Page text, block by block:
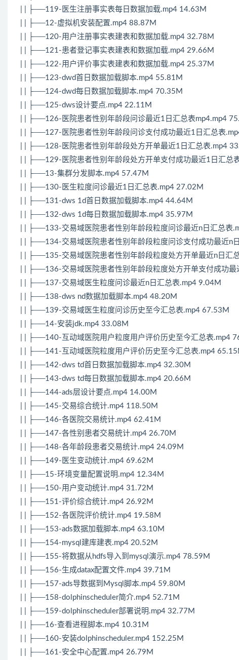
| | ├──119-医生注册事实表每日数据加载.mp4 14.63M
| | ├──12-虚拟机安装配置.mp4 88.87M
| | ├──120-用户注册事实表建表和数据加载.mp4 32.78M
| | ├──121-患者登记事实表建表和数据加载.mp4 29.66M
| | ├──122-用户评价事实表建表和数据加载.mp4 25.37M
| | ├──123-dwd首日数据加载脚本.mp4 55.81M
| | ├──124-dwd每日数据加载脚本.mp4 70.35M
| | ├──125-dws设计要点.mp4 22.11M
| | ├──126-医院患者性别年龄段问诊最近1日汇总表mp4.mp4
| | ├──127-医院患者性别年龄段问诊支付成功最近1日汇总表
| | ├──128-医院患者性别年龄段处方开单最近1日汇总表.mp4
| | ├──129-医院患者性别年龄段处方开单支付成功最近1日汇总
| | ├──13-集群分发脚本.mp4 57.47M
| | ├──130-医生粒度问诊最近1日汇总表.mp4 27.02M
| | ├──131-dws 1d首日数据加载脚本.mp4 44.64M
| | ├──132-dws 1d每日数据加载脚本.mp4 35.97M
| | ├──133-交易域医院患者性别年龄段粒度问诊最近n日汇总表
| | ├──134-交易域医院患者性别年龄段粒度问诊支付成功最近n
| | ├──135-交易域医院患者性别年龄段粒度处方开单最近n日汇
| | ├──136-交易域医院患者性别年龄段粒度处方开单支付成功
| | ├──137-交易域医生粒度问诊最近n日汇总表.mp4 9.04M
| | ├──138-dws nd数据加载脚本.mp4 48.20M
| | ├──139-交易域医生粒度问诊历史至今汇总表.mp4 67.53M
| | ├──14-安装jdk.mp4 33.08M
| | ├──140-互动域医院用户粒度用户评价历史至今汇总表.mp4
| | ├──141-互动域医院粒度用户评价历史至今汇总表.mp4
| | ├──142-dws td首日数据加载脚本.mp4 32.30M
| | ├──143-dws td每日数据加载脚本.mp4 20.66M
| | ├──144-ads层设计要点.mp4 14.00M
| | ├──145-交易综合统计.mp4 118.50M
| | ├──146-各医院交易统计.mp4 62.41M
| | ├──147-各性别患者交易统计.mp4 26.70M
| | ├──148-各年龄段患者交易统计.mp4 24.09M
| | ├──149-医生变动统计.mp4 69.62M
| | ├──15-环境变量配置说明.mp4 12.34M
| | ├──150-用户变动统计.mp4 31.72M
| | ├──151-评价综合统计.mp4 26.92M
| | ├──152-各医院评价统计.mp4 19.58M
| | ├──153-ads数据加载脚本.mp4 63.10M
| | ├──154-mysql建库建表.mp4 20.52M
| | ├──155-将数据从hdfs导入到mysql演示.mp4 78.59M
| | ├──156-生成datax配置文件.mp4 39.71M
| | ├──157-ads导数据到Mysql脚本.mp4 59.80M
| | ├──158-dolphinscheduler简介.mp4 52.71M
| | ├──159-dolphinscheduler部署说明.mp4 32.77M
| | ├──16-查看进程脚本.mp4 10.31M
| | ├──160-安装dolphinscheduler.mp4 152.25M
| | ├──161-安全中心配置.mp4 26.79M